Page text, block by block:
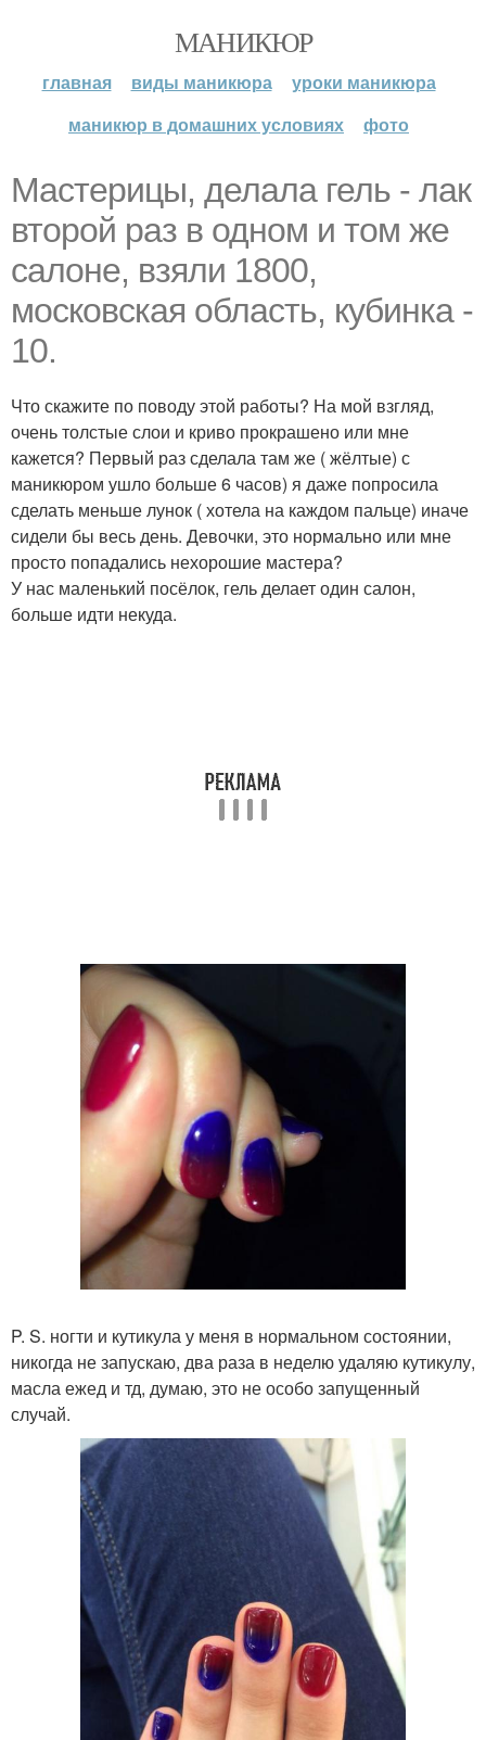
МАНИКЮР
главная виды маникюра
уроки маникюра
маникюр в домашних условиях
фото
Мастерицы, делала гель - лак
второй раз в одном и том же
салоне, взяли 1800,
московская область, кубинка -
10.
Что скажите по поводу этой работы? На мой взгляд,
очень толстые слои и криво прокрашено или мне
кажется? Первый раз сделала там же ( жёлтые) с
маникюром ушло больше 6 часов) я даже попросила
сделать меньше лунок ( хотела на каждом пальце) иначе
сидели бы весь день. Девочки, это нормально или мне
просто попадались нехорошие мастера?
У нас маленький посёлок, гель делает один салон,
больше идти некуда.
P. S. ногти и кутикула у меня в нормальном состоянии,
никогда не запускаю, два раза в неделю удаляю кутикулу,
масла ежед и тд, думаю, это не особо запущенный
случай.